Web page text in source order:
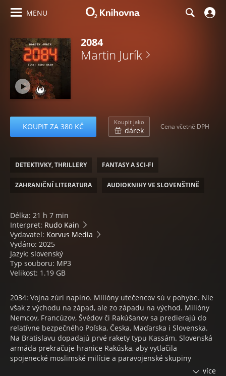
MENU
2084
Martin Jurík
KOUPIT ZA 380 KČ Koupit jako
dárek Cena včetně DPH
DETEKTIVKY, THRILLERY FANTASY A SCI-FI
ZAHRANIČNÍ LITERATURA AUDIOKNIHY VE SLOVENŠTINĚ
Délka: 21 h 7 min
Interpret: Rudo Kain
Vydavatel: Korvus Media
Vydáno: 2025
Jazyk: slovenský
Typ souboru: MP3
Velikost: 1.19 GB
2034: Vojna zúri naplno. Milióny utečencov sú v pohybe. Nie
však z východu na západ, ale zo západu na východ. Milióny
Nemcov, Francúzov, Švédov či Rakúšanov sa predierajú do
relatívne bezpečného Poľska, Česka, Maďarska i Slovenska.
Na Bratislavu dopadajú prvé rakety typu Kassám. Slovenská
armáda prekračuje hranice Rakúska, aby vytlačila
spojenecké moslimské milície a paravojenské skupiny
ľavicových extrémistov z pohraničia. Vojna zároveň dáva více